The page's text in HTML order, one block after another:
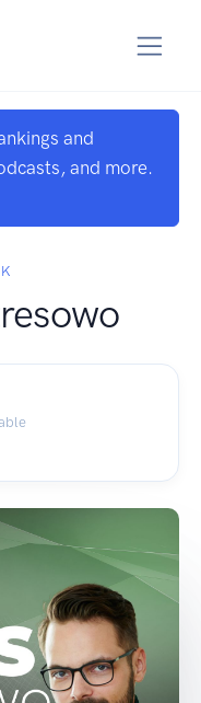
and
and more.